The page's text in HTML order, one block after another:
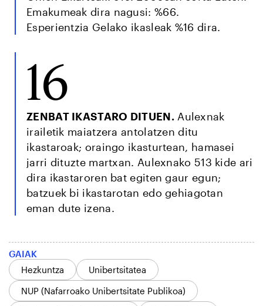
Emakumeak dira nagusi: %66.
Esperientzia Gelako ikasleak %16 dira.
16
ZENBAT IKASTARO DITUEN.Aulexnak
irailetik maiatzera antolatzen ditu
ikastaroak; oraingo ikasturtean, hamasei
jarri dituzte martxan. Aulexnako 513 kide ari
dira ikastaroren bat egiten gaur egun;
batzuek bi ikastarotan edo gehiagotan
eman dute izena.
GAIAK
Hezkuntza
Unibertsitatea
NUP (Nafarroako Unibertsitate Publikoa)